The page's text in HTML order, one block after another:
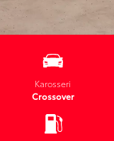
Karosseri
Crossover